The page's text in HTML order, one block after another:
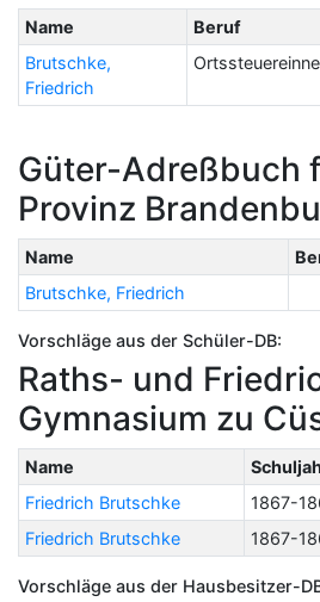
Name Beruf
Brutschke,
Friedrich
Güter-Adreßbuch
Provinz
Name
Brutschke, Friedrich
Vorschläge aus der Schüler-DB:
Raths- und
Gymnasium zu
Name
Friedrich Brutschke
1867-
Friedrich Brutschke
1867-
Vorschläge aus der Hausbesitzer-